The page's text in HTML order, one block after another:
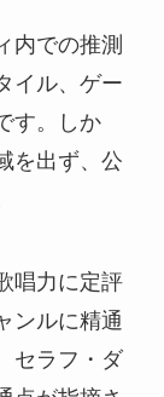
内での推測
イル、ゲー
す。しか
を出ず、公
唱力に定評
ンルに精通
セラフ・ダ